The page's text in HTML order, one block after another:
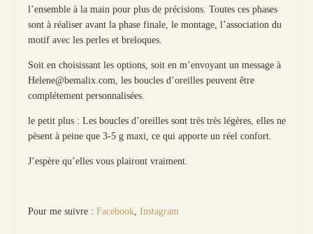
l’ensemble à la main pour plus de précisions. Toutes ces phases
sont à réaliser avant la phase finale, le montage, l’association du
motif avec les perles et breloques.
Soit en choisissant les options, soit en m’envoyant un message à
Helene@bemalix.com, les boucles d’oreilles peuvent être
complétement personnalisées.
le petit plus : Les boucles d’oreilles sont très très légères, elles ne
pèsent à peine que 3-5 g maxi, ce qui apporte un réel confort.
J’espère qu’elles vous plairont vraiment.
Pour me suivre : Facebook, Instagram